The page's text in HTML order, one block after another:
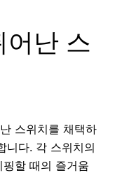
어난 스
스위치를 채택하
니다. 각 스위치의
할 때의 즐거움